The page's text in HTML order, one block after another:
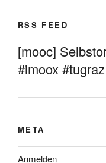
RSS FEED
[mooc]
#imoox
META
Anmelden